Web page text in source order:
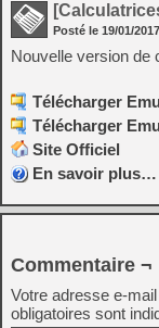
Posté le 19/01/2017
Nouvelle version de
Télécharger
Télécharger
Site Officiel
En savoir plus…
Commentaire ¬
Votre adresse e-
obligatoires sont